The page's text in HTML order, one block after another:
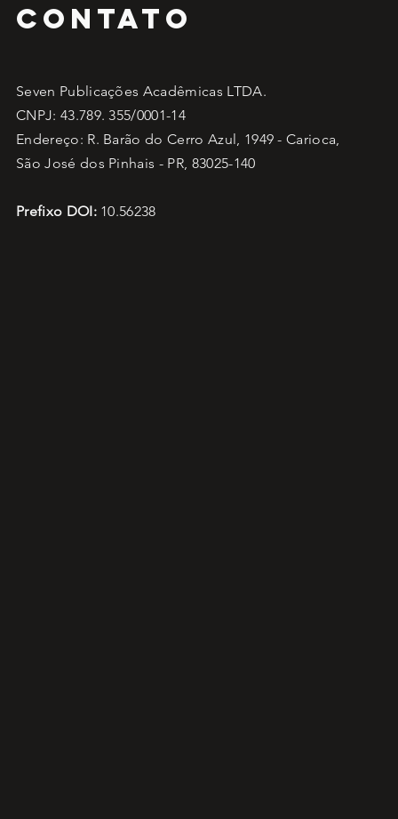
CONTATO
Seven Publicações Acadêmicas LTDA.
CNPJ: 43.789. 355/0001-14
Endereço: R. Barão do Cerro Azul, 1949 - Carioca,
São José dos Pinhais - PR, 83025-140
Prefixo DOI:10.56238